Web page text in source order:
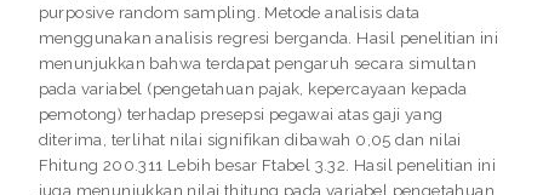
purposive random sampling. Metode analisis data
menggunakan analisis regresi berganda. Hasil penelitian ini
menunjukkan bahwa terdapat pengaruh secara simultan
pada variabel (pengetahuan pajak, kepercayaan kepada
pemotong) terhadap presepsi pegawai atas gaji yang
diterima, terlihat nilai signifikan dibawah 0,05 dan nilai
Fhitung 200.311 Lebih besar Ftabel 3.32. Hasil penelitian ini
juga menunjukkan nilai thitung pada variabel pengetahuan